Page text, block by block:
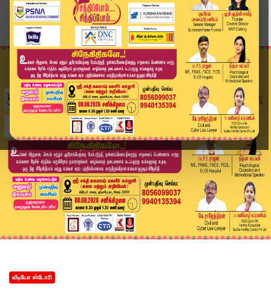
Home
வீடியோ ஸ்டோரி
Headlines Now | 8 PM Headlines | 23 SEP 2025 | ...
வீடியோ ஸ்டோரி